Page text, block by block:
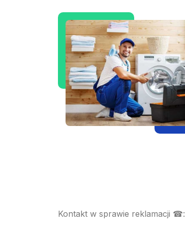
Kontakt w sprawie reklamacji ☎: